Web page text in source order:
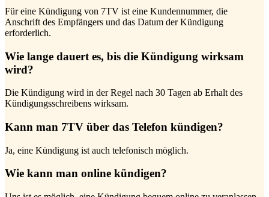
Für eine Kündigung von 7TV ist eine Kundennummer, die
Anschrift des Empfängers und das Datum der Kündigung
erforderlich.
Wie lange dauert es, bis die Kündigung wirksam
wird?
Die Kündigung wird in der Regel nach 30 Tagen ab Erhalt des
Kündigungsschreibens wirksam.
Kann man 7TV über das Telefon kündigen?
Ja, eine Kündigung ist auch telefonisch möglich.
Wie kann man online kündigen?